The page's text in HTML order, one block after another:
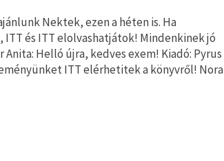
Nektek, ezen a héten is. Ha
és ITT elolvashatjátok! Mindenkinek jó
Helló ​újra, kedves exem! Kiadó: Pyrus
ITT elérhetitek a könyvről! Nora